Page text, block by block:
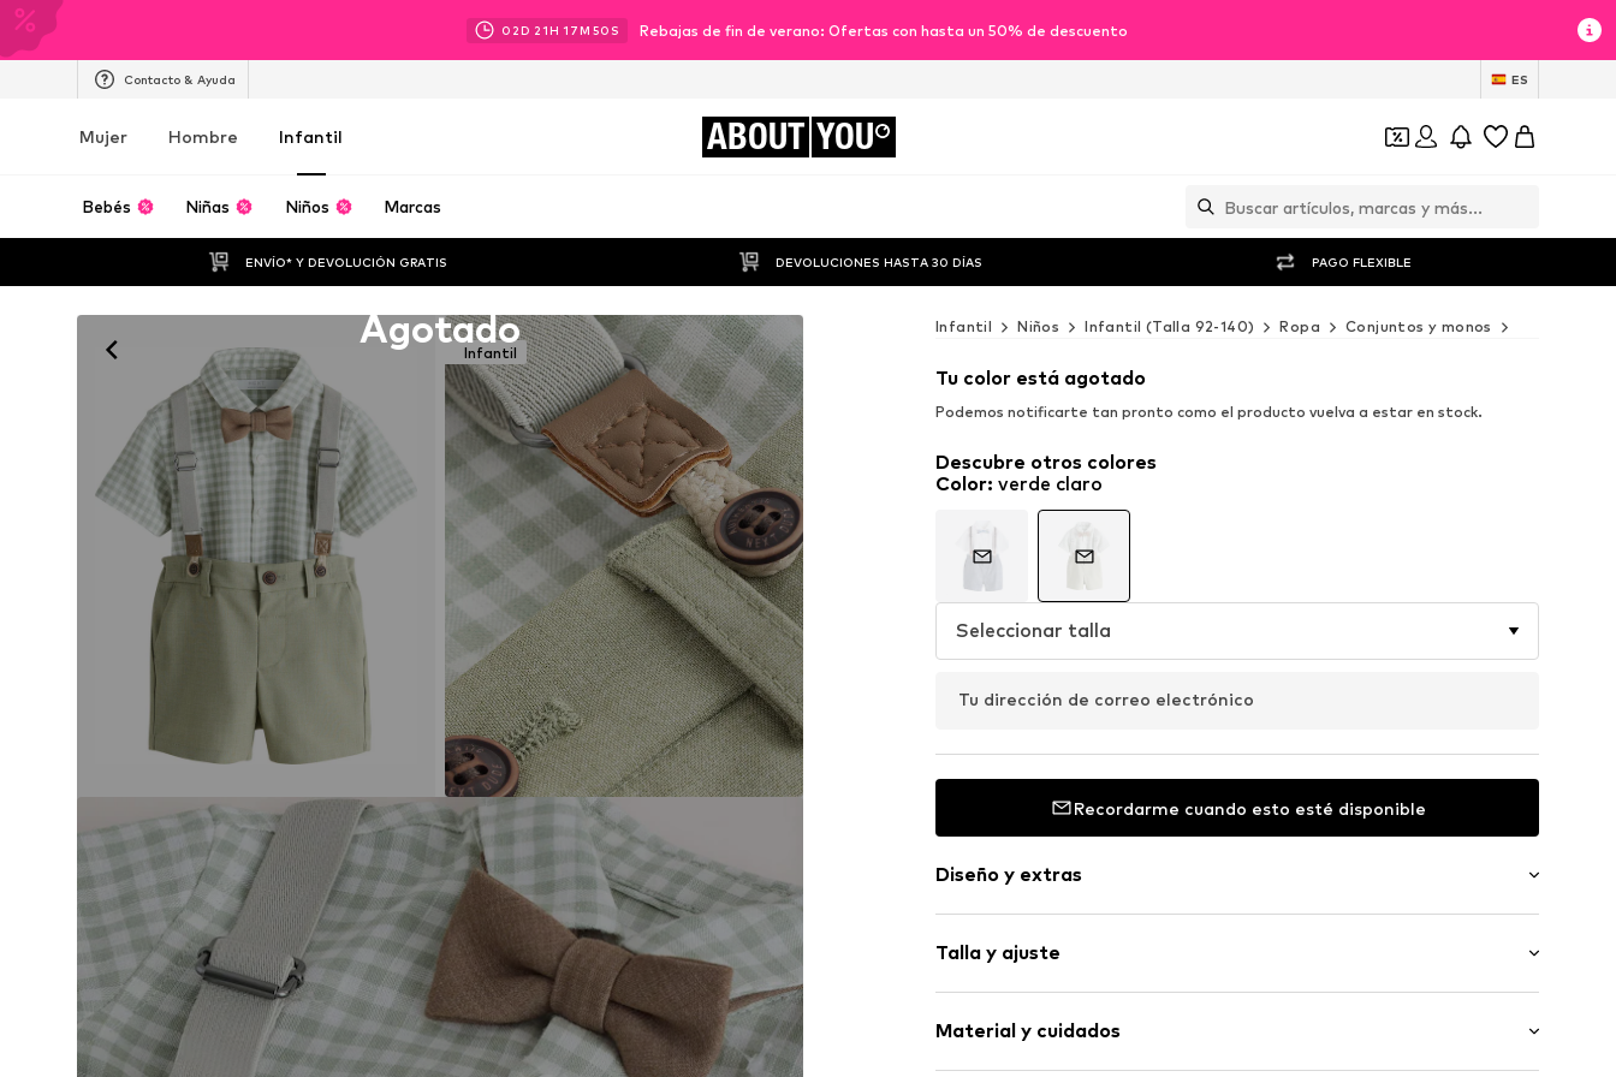
02D 21H 17M 48 S Rebajas de fin de verano: Ofertas con hasta un 50% de descuento
Contacto & Ayuda ES
Mujer Hombre Infantil ABOUT YOU
Bebés Niñas Niños Marcas
ENVÍO* Y DEVOLUCIÓN GRATIS DEVOLUCIONES HASTA 30 DÍAS PAGO FLEXIBLE
Infantil
Agotado Infantil Niños Infantil (Talla 92-140) Ropa Conjuntos y monos
Tu color está agotado
Podemos notificarte tan pronto como el producto vuelva a estar en stock.
Descubre otros colores
Color: verde claro
Seleccionar talla
Tu dirección de correo electrónico
Recordarme cuando esto esté disponible
Diseño y extras
Línea de botones
Bolsillos laterales
Correas desmontables
Talla y ajuste
Longitud: Corto / mini
Establecer el contenido: Camisa
Material y cuidados